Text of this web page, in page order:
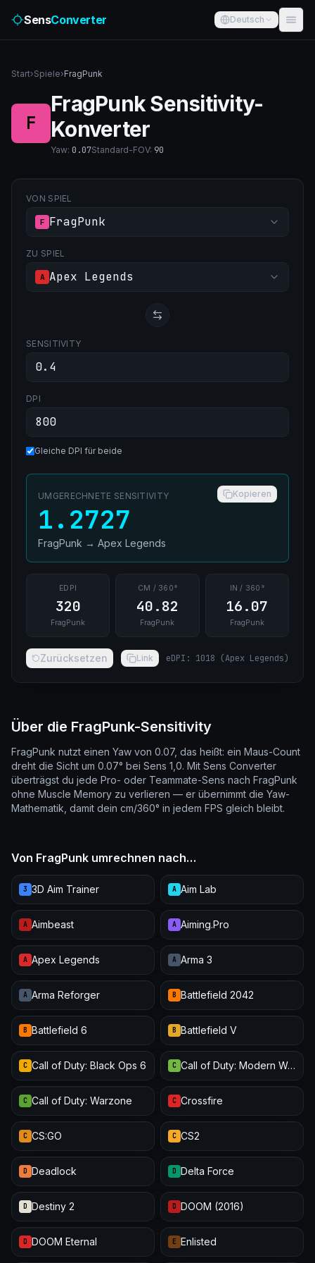
SensConverter Deutsch
Start›Spiele›FragPunk
F
FragPunk Sensitivity-
Konverter
Yaw: 0.07Standard-FOV: 90
VON SPIEL
F FragPunk
ZU SPIEL
A Apex Legends
SENSITIVITY
DPI
Gleiche DPI für beide
UMGERECHNETE SENSITIVITY Kopieren
1.2727
FragPunk → Apex Legends
EDPI
320
FragPunk
CM / 360°
40.82
FragPunk
IN / 360°
16.07
FragPunk
Zurücksetzen Link eDPI : 1018 (Apex Legends)
Über die FragPunk-Sensitivity
FragPunk nutzt einen Yaw von 0.07, das heißt: ein Maus-Count
dreht die Sicht um 0.07° bei Sens 1,0. Mit Sens Converter
überträgst du jede Pro- oder Teammate-Sens nach FragPunk
ohne Muscle Memory zu verlieren — er übernimmt die Yaw-
Mathematik, damit dein cm/360° in jedem FPS gleich bleibt.
Von FragPunk umrechnen nach…
3 3D Aim Trainer A Aim Lab
A Aimbeast A Aiming.Pro
A Apex Legends A Arma 3
A Arma Reforger B Battlefield 2042
B Battlefield 6 B Battlefield V
C Call of Duty: Black Ops 6 C Call of Duty: Modern Warfare III
C Call of Duty: Warzone C Crossfire
C CS:GO C CS2
D Deadlock D Delta Force
D Destiny 2 D DOOM (2016)
D DOOM Eternal E Enlisted